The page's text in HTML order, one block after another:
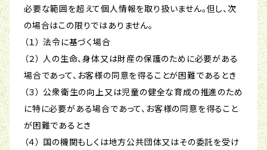
必要な範囲を超えて個人情報を取り扱いません。但し、次
の場合はこの限りではありません。
（１） 法令に基づく場合
（２） 人の生命、身体又は財産の保護のために必要がある
場合であって、お客様の同意を得ることが困難であるとき
（３） 公衆衛生の向上又は児童の健全な育成の推進のため
に特に必要がある場合であって、お客様の同意を得ること
が困難であるとき
（４） 国の機関もしくは地方公共団体又はその委託を受け